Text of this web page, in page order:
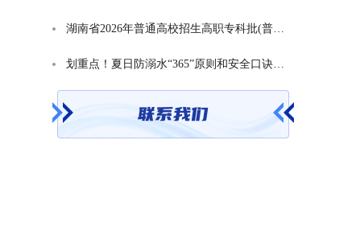
湖南省2026年普通高校招生高职专科批(普通类)第一次投档分数线
划重点！夏日防溺水“365”原则和安全口诀一起学